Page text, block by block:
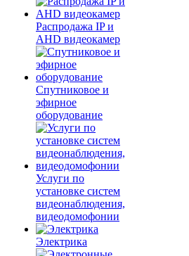
Распродажа IP и
AHD видеокамер
Спутниковое и
эфирное
оборудование
Услуги по
установке систем
видеонаблюдения,
видеодомофонии
Электрика